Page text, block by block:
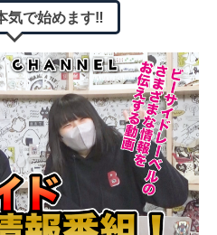
気で始めます‼︎